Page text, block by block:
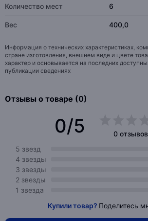
Количество мест 6
Вес 400,0
Информация о технических характеристиках,
стране изготовления, внешнем виде и цвете
характер и основывается на последних
публикации сведениях
Отзывы о товаре (0)
0/5
0 отзывов
5 звезд
4 звезды
3 звезды
2 звезды
1 звезда
Купили товар? Поделитесь